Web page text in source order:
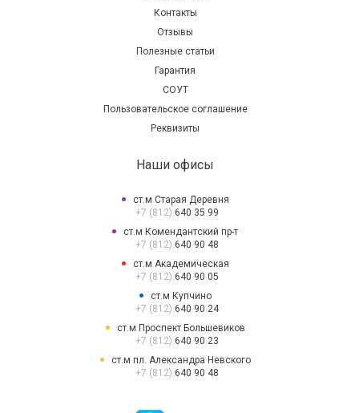
Контакты
Отзывы
Полезные статьи
Гарантия
СОУТ
Пользовательское соглашение
Реквизиты
Наши офисы
ст.м Старая Деревня
+7 (812) 640 35 99
ст.м Комендантский пр-т
+7 (812) 640 90 48
ст.м Академическая
+7 (812) 640 90 05
ст.м Купчино
+7 (812) 640 90 24
ст.м Проспект Большевиков
+7 (812) 640 90 23
ст.м пл. Александра Невского
+7 (812) 640 90 48